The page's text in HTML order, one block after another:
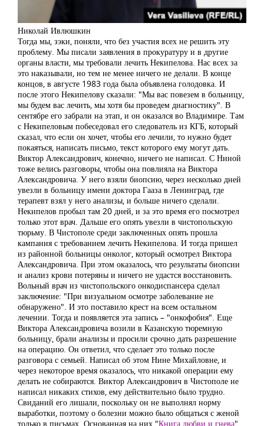
Николай Ивлюшкин
Тогда мы, зэки, поняли, что без участия всех не решить эту
проблему. Мы писали заявления в прокуратуру и в другие
органы власти, мы требовали лечить Некипелова. Нас всех за
это наказывали, но тем не менее ничего не делали. В конце
концов, в августе 1983 года была объявлена голодовка. И
после этого Некипелову сказали: "Мы вас повезем в больницу,
мы будем вас лечить, мы хотя бы проведем диагностику". В
сентябре его забрали на этап, и он оказался во Владимире. Там
с Некипеловым побеседовал его следователь из КГБ, который
сказал, что если он хочет, чтобы его лечили, то нужно будет
покаяться, написать письмо, текст которого ему могут дать.
Виктор Александрович, конечно, ничего не написал. С Ниной
тоже велись разговоры, чтобы она повлияла на Виктора
Александровича. У него взяли биопсию, через несколько дней
увезли в больницу имени доктора Гааза в Ленинград, где
терапевт взял у него анализы, и больше ничего сделали.
Некипелов пробыл там 20 дней, и за это время его посмотрел
только этот врач. Дальше его опять увезли в чистопольскую
тюрьму. В Чистополе среди заключенных опять прошла
кампания с требованием лечить Некипелова. И тогда пришел
из районной больницы онколог, который осмотрел Виктора
Александровича. При этом оказалось, что результаты биопсии
и анализ крови потеряны и ничего не удастся восстановить.
Вольный врач из чистопольского онкодиспансера сделал
заключение: "При визуальном осмотре заболевание не
обнаружено". И это поставило крест на всем остальном
лечении. Тогда и появляется эта запись – "онкофобия". Еще
Виктора Александровича возили в Казанскую тюремную
больницу, брали анализы и просили срочно дать разрешение
на операцию. Он ответил, что сделает это только после
разговора с семьей. Написал об этом Нине Михайловне, и
через некоторое время оказалось, что никакой операции ему
делать не собираются. Виктор Александрович в Чистополе не
написал никаких стихов, ему действительно было трудно.
Свиданий его лишали, поскольку он не выполнял норму
выработки, поэтому о болезни можно было общаться с женой
только в письмах. Основанная на них "Книга любви и гнева"